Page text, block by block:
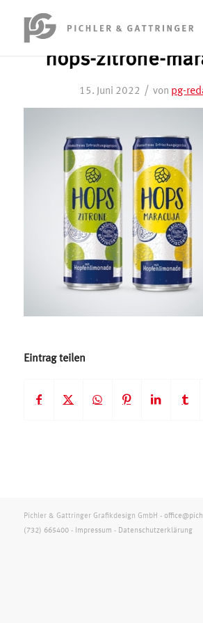
hops-zitrone-
15. Juni 2022 / von pg-
Eintrag teilen
Pichler & Gattringer Grafikdesign GmbH -
(732) 665400- Impressum - Datenschutzerklärung